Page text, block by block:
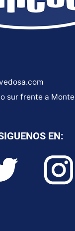
sur frente a
EN: